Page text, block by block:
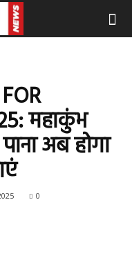
महाकुंभ
अब होगा
0